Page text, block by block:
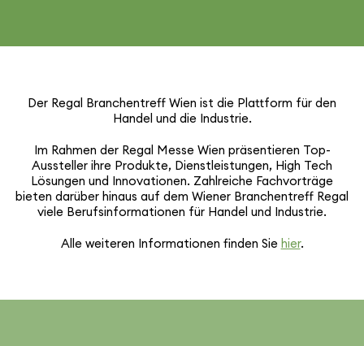
Der Regal Bran­chen­treff Wien ist die Plattform für den
Handel und die Industrie.
Im Rahmen der Regal Messe Wien präsen­tieren Top-
Aussteller ihre Produkte, Dienst­leis­tungen, High Tech
Lösungen und Inno­va­tionen. Zahl­reiche Fach­vor­träge
bieten darüber hinaus auf dem Wiener Bran­chen­treff Regal
viele Berufs­in­for­ma­tionen für Handel und Industrie.
Alle weiteren Infor­ma­tionen finden Sie hier.